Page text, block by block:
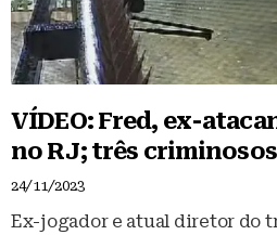
VÍDEO: Fred, ex-
no RJ; três
24/11/2023
Ex-jogador e atual diretor do